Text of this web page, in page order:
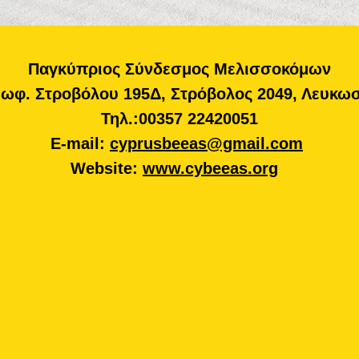
Παγκύπριος Σύνδεσμος Μελισσοκόμων
Στροβόλου 195Δ, Στρόβολος 2049,
Τηλ.:00357 22420051
E-mail: cyprusbeeas@gmail.com
Website: www.cybeeas.org